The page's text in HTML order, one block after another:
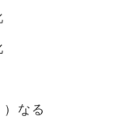
なる